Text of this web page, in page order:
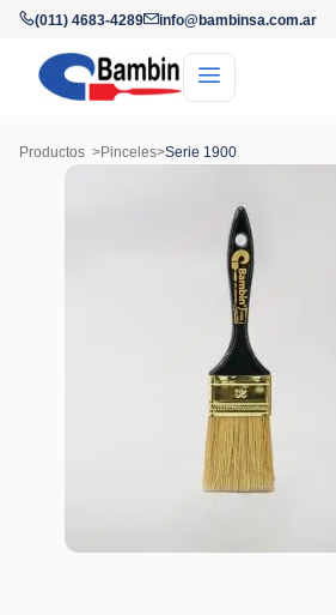
(011) 4683-4289 info@bambinsa.com.ar
Productos >Pinceles>Serie 1900